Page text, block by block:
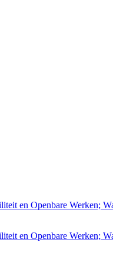
en Openbare Werken;
en Openbare Werken;